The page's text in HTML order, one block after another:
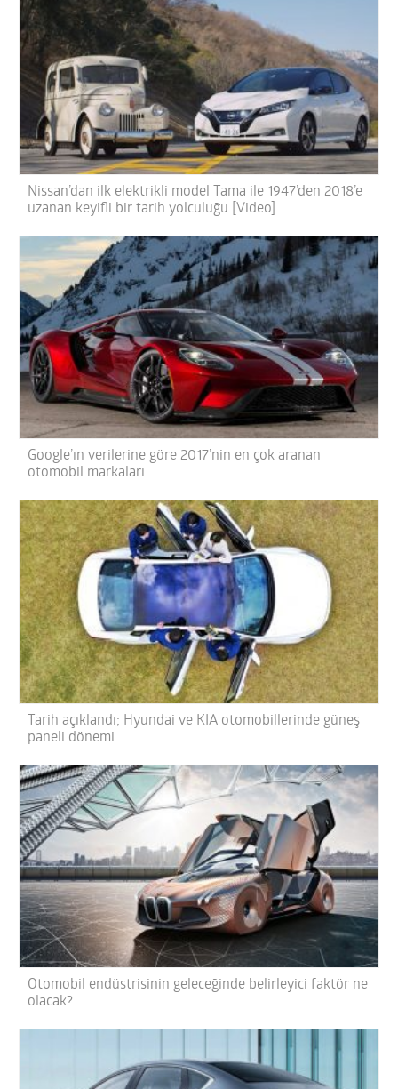
Nissan’dan ilk elektrikli model Tama ile 1947’den 2018’e
uzanan keyifli bir tarih yolculuğu [Video]
Google’ın verilerine göre 2017’nin en çok aranan
otomobil markaları
Tarih açıklandı; Hyundai ve KIA otomobillerinde güneş
paneli dönemi
Otomobil endüstrisinin geleceğinde belirleyici faktör ne
olacak?